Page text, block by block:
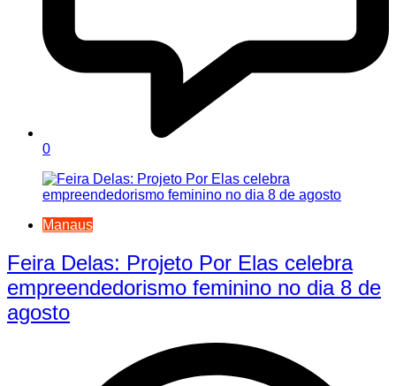
0
Manaus
Feira Delas: Projeto Por Elas celebra
empreendedorismo feminino no dia 8 de
agosto